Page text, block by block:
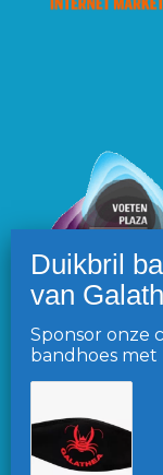
VOLG ONS
Sponsor onze
bandhoes met